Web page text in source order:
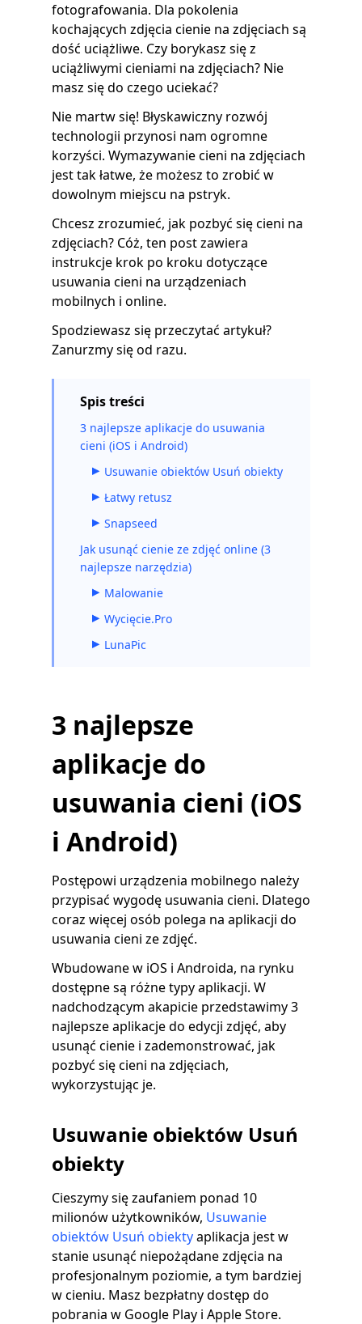
fotografowania. Dla pokolenia
kochających zdjęcia cienie na zdjęciach są
dość uciążliwe. Czy borykasz się z
uciążliwymi cieniami na zdjęciach? Nie
masz się do czego uciekać?
Nie martw się! Błyskawiczny rozwój
technologii przynosi nam ogromne
korzyści. Wymazywanie cieni na zdjęciach
jest tak łatwe, że możesz to zrobić w
dowolnym miejscu na pstryk.
Chcesz zrozumieć, jak pozbyć się cieni na
zdjęciach? Cóż, ten post zawiera
instrukcje krok po kroku dotyczące
usuwania cieni na urządzeniach
mobilnych i online.
Spodziewasz się przeczytać artykuł?
Zanurzmy się od razu.
Spis treści
3 najlepsze aplikacje do usuwania
cieni (iOS i Android)
Usuwanie obiektów Usuń obiekty
Łatwy retusz
Snapseed
Jak usunąć cienie ze zdjęć online (3
najlepsze narzędzia)
Malowanie
Wycięcie.Pro
LunaPic
3 najlepsze
aplikacje do
usuwania cieni (iOS
i Android)
Postępowi urządzenia mobilnego należy
przypisać wygodę usuwania cieni. Dlatego
coraz więcej osób polega na aplikacji do
usuwania cieni ze zdjęć.
Wbudowane w iOS i Androida, na rynku
dostępne są różne typy aplikacji. W
nadchodzącym akapicie przedstawimy 3
najlepsze aplikacje do edycji zdjęć, aby
usunąć cienie i zademonstrować, jak
pozbyć się cieni na zdjęciach,
wykorzystując je.
Usuwanie obiektów Usuń
obiekty
Cieszymy się zaufaniem ponad 10
milionów użytkowników, Usuwanie
obiektów Usuń obiektyaplikacja jest w
stanie usunąć niepożądane zdjęcia na
profesjonalnym poziomie, a tym bardziej
w cieniu. Masz bezpłatny dostęp do
pobrania w Google Play i Apple Store.